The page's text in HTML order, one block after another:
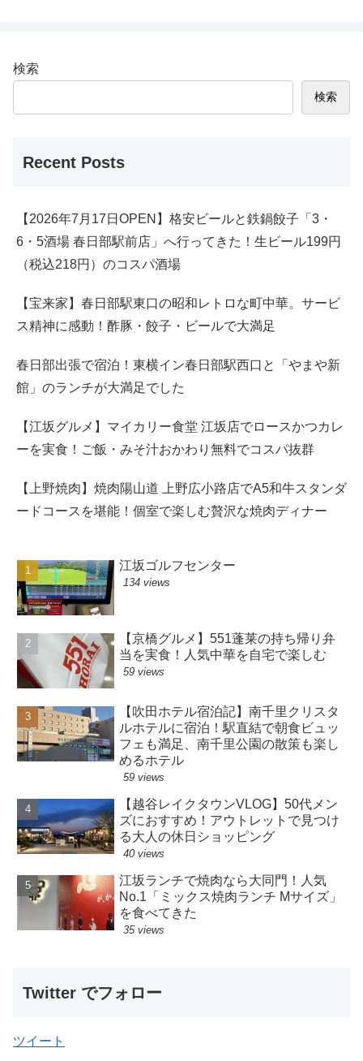
検索
検索
Recent Posts
【2026年7月17日OPEN】格安ビールと鉄鍋餃子「3・
6・5酒場 春日部駅前店」へ行ってきた！生ビール199円
（税込218円）のコスパ酒場
【宝来家】春日部駅東口の昭和レトロな町中華。サービ
ス精神に感動！酢豚・餃子・ビールで大満足
春日部出張で宿泊！東横イン春日部駅西口と「やまや新
館」のランチが大満足でした
【江坂グルメ】マイカリー食堂 江坂店でロースかつカレ
ーを実食！ご飯・みそ汁おかわり無料でコスパ抜群
【上野焼肉】焼肉陽山道 上野広小路店でA5和牛スタンダ
ードコースを堪能！個室で楽しむ贅沢な焼肉ディナー
江坂ゴルフセンター
134 views
【京橋グルメ】551蓬莱の持ち帰り弁
当を実食！人気中華を自宅で楽しむ
59 views
【吹田ホテル宿泊記】南千里クリスタ
ルホテルに宿泊！駅直結で朝食ビュッ
フェも満足、南千里公園の散策も楽し
めるホテル
59 views
【越谷レイクタウンVLOG】50代メン
ズにおすすめ！アウトレットで見つけ
る大人の休日ショッピング
40 views
江坂ランチで焼肉なら大同門！人気
No.1「ミックス焼肉ランチ Mサイズ」
を食べてきた
35 views
Twitter でフォロー
ツイート